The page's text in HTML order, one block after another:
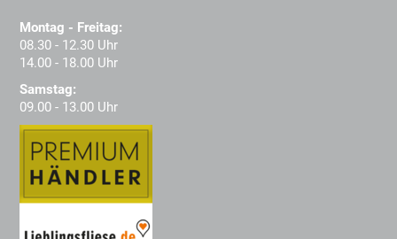
Montag - Freitag:
08.30 - 12.30 Uhr
14.00 - 18.00 Uhr
Samstag:
09.00 - 13.00 Uhr